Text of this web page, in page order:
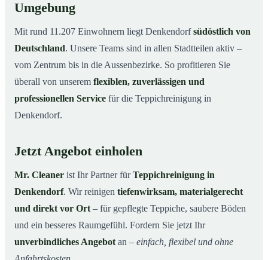
Umgebung
Mit rund 11.207 Einwohnern liegt Denkendorfsüdöstlich von
Deutschland. Unsere Teams sind in allen Stadtteilen aktiv –
vom Zentrum bis in die Aussenbezirke. So profitieren Sie
überall von unserem flexiblen, zuverlässigen und
professionellen Service für die Teppichreinigung in
Denkendorf.
Jetzt Angebot einholen
Mr. Cleaner ist Ihr Partner fürTeppichreinigung in
Denkendorf. Wir reinigen tiefenwirksam, materialgerecht
und direkt vor Ort – für gepflegte Teppiche, saubere Böden
und ein besseres Raumgefühl. Fordern Sie jetzt Ihr
unverbindliches Angebot an – einfach, flexibel und ohne